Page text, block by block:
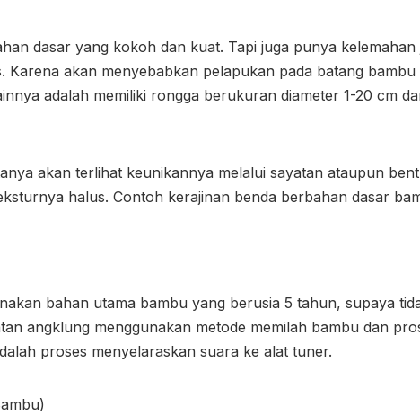
dasar yang kokoh dan kuat. Tapi juga punya kelemahan
Karena akan menyebabkan pelapukan pada batang bambu
adalah memiliki rongga berukuran diameter 1-20 cm
akan terlihat keunikannya melalui sayatan ataupun
halus. Contoh kerajinan benda berbahan dasar
bahan utama bambu yang berusia 5 tahun, supaya
angklung menggunakan metode memilah bambu dan
proses menyelaraskan suara ke alat tuner.